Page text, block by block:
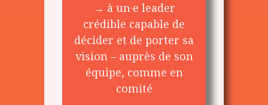
→ à un·e leader
crédible capable de
décider et de porter sa
vision – auprès de son
équipe, comme en
comité